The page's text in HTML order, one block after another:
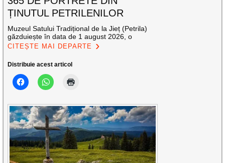
ȚINUTUL PETRILENILOR
Muzeul Satului Tradițional de la Jieț (Petrila)
găzduiește în data de 1 august 2026, o
CITEȘTE MAI DEPARTE
Distribuie acest articol